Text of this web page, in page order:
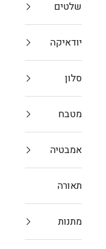
שלטים
יודאיקה
סלון
מטבח
אמבטיה
תאורה
מתנות